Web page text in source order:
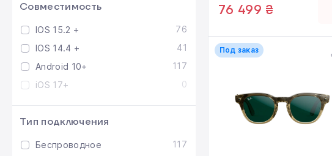
Совместимость
IOS 15.2 +
76
IOS 14.4 +
41
Android 10+
117
iOS 17+
0
Тип подключения
Беспроводное 117
Grey Transitions Lenses
76 499 ₴
Под заказ